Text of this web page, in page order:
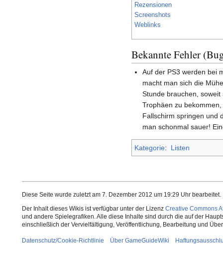
Rezensionen
Screenshots
Weblinks
Bekannte Fehler
Auf der PS3 werden bei
macht man sich die
Stunde brauchen,
Trophäen zu
Fallschirm springen und
man schonmal sauer!
Kategorie: Listen
Diese Seite wurde zuletzt am 7. Dezember 2012 um 19:29 Uhr bearbeitet.
Der Inhalt dieses Wikis ist verfügbar unter der Lizenz Creative Commons
und andere Spielegrafiken. Alle diese Inhalte sind durch die auf der
einschließlich der Vervielfältigung, Veröffentlichung, Bearbeitung und
Datenschutz/Cookie-Richtlinie Über GameGuideWiki